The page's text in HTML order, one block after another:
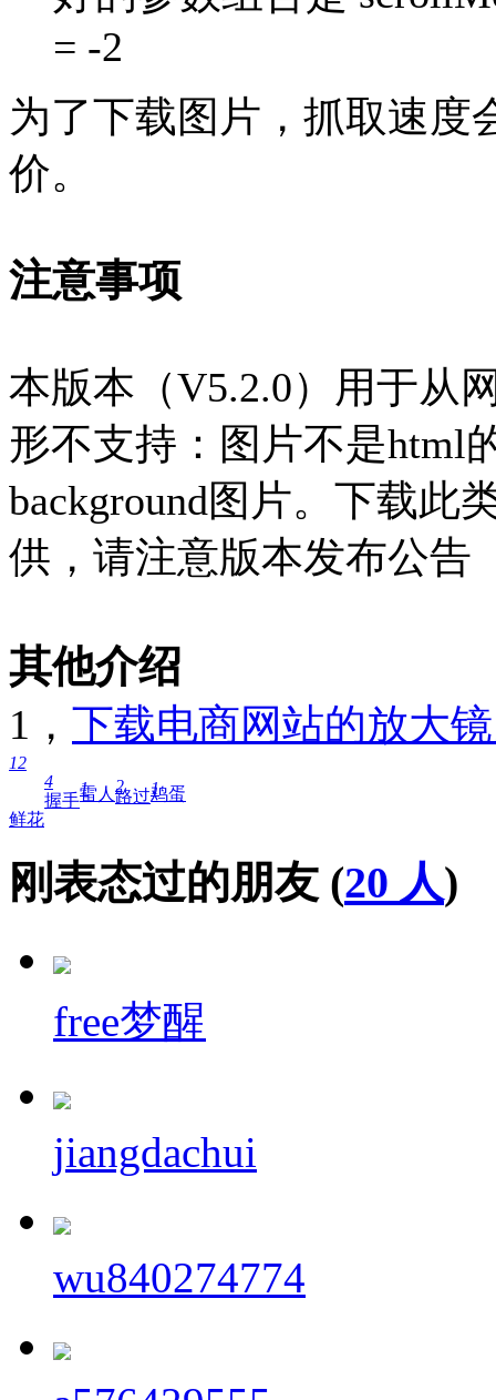
= -2
为了下载图片，抓取速度
价。
注意事项
本版本（V5.2.0）用于从
形不支持：图片不是html
background图片。下载此
供，请注意版本发布公告
其他介绍
1， 下载电商网站的放大
12
鲜花
4
握手
1
雷人 2
路过1
鸡蛋
刚表态过的朋友 (20 人)
free梦醒
jiangdachui
wu840274774